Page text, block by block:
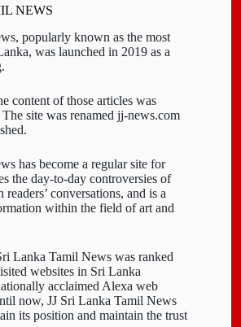
NEWS
popularly known as the most
was launched in 2019 as a
content of those articles was
site was renamed jj-news.com
has become a regular site for
the day-to-day controversies of
conversations, and is a
within the field of art and
Lanka Tamil News was ranked
websites in Sri Lanka
acclaimed Alexa web
now, JJ Sri Lanka Tamil News
its position and maintain the trust